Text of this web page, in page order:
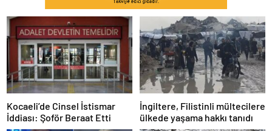
Kocaeli’de Cinsel İstismar
İddiası: Şoför Beraat Etti
İngiltere, Filistinli mültecilere
ülkede yaşama hakkı tanıdı